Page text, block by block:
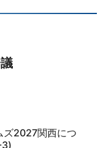
ズ2027関西につ
3)